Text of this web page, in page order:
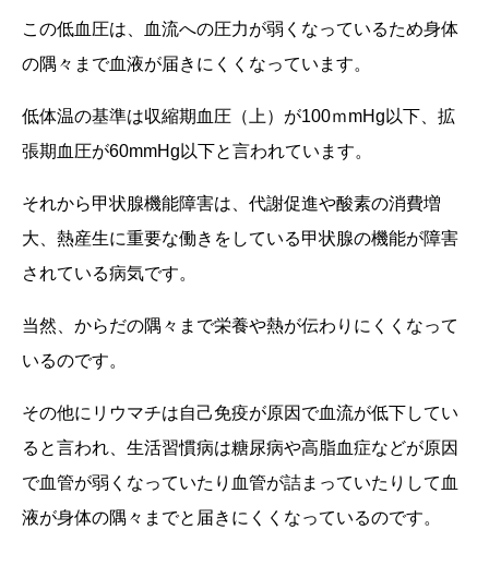
この低血圧は、血流への圧力が弱くなっているため身体
の隅々まで血液が届きにくくなっています。
低体温の基準は収縮期血圧（上）が100ｍmHg 以下、拡
張期血圧が60mmHg 以下と言われています。
それから甲状腺機能障害は、代謝促進や酸素の消費増
大、熱産生に重要な働きをしている甲状腺の機能が障害
されている病気です。
当然、からだの隅々まで栄養や熱が伝わりにくくなって
いるのです。
その他にリウマチは自己免疫が原因で血流が低下してい
ると言われ、生活習慣病は糖尿病や高脂血症などが原因
で血管が弱くなっていたり血管が詰まっていたりして血
液が身体の隅々までと届きにくくなっているのです。